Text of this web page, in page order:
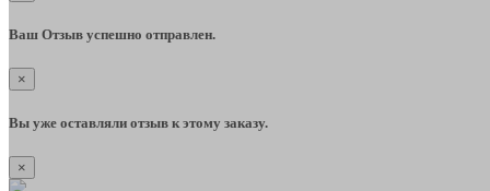
Ваш Отзыв успешно отправлен.
×
Вы уже оставляли отзыв к этому заказу.
×